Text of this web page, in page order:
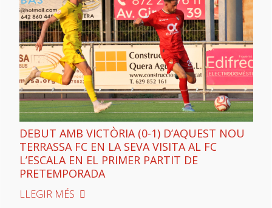
DEBUT AMB VICTÒRIA (0-1) D’AQUEST NOU
TERRASSA FC EN LA SEVA VISITA AL FC
L’ESCALA EN EL PRIMER PARTIT DE
PRETEMPORADA
LLEGIR MÉS